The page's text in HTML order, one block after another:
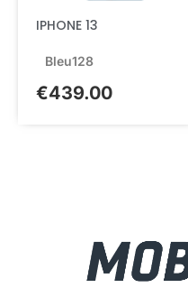
IPHONE 13
Bleu128
€439.00